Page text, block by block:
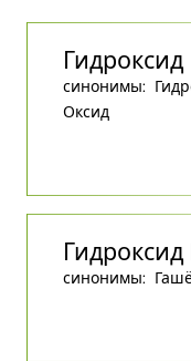
синонимы:
Оксид
синонимы: